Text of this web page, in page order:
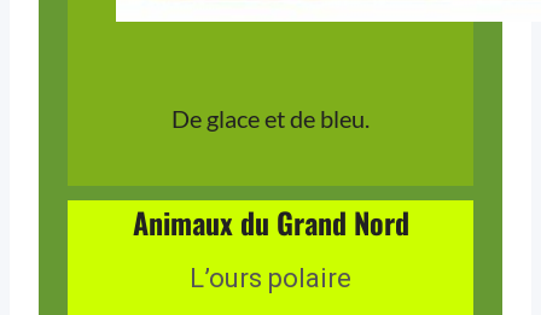
De glace et de bleu.
Animaux du Grand Nord
L’ours polaire